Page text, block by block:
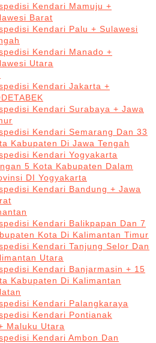
Kendari Mamuju +
Barat
Kendari Palu + Sulawesi
Kendari Manado +
Utara
Kendari Jakarta +
Kendari Surabaya + Jawa
Kendari Semarang Dan 33
Kabupaten Di Jawa Tengah
Kendari Yogyakarta
5 Kota Kabupaten Dalam
DI Yogyakarta
Kendari Bandung + Jawa
Kendari Balikpapan Dan 7
Kota Di Kalimantan Timur
Kendari Tanjung Selor Dan
Utara
Kendari Banjarmasin + 15
Kabupaten Di Kalimantan
Kendari Palangkaraya
Kendari Pontianak
Maluku Utara
Kendari Ambon Dan